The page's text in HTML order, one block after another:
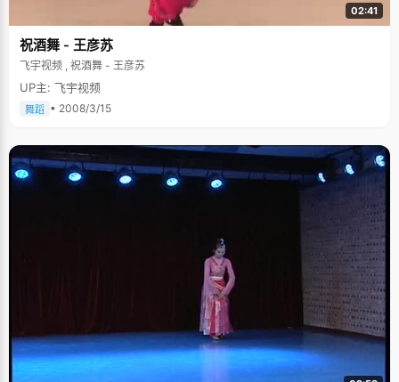
02:41
祝酒舞 - 王彦苏
飞宇视频 , 祝酒舞 - 王彦苏
UP主: 飞宇视频
舞蹈 • 2008/3/15